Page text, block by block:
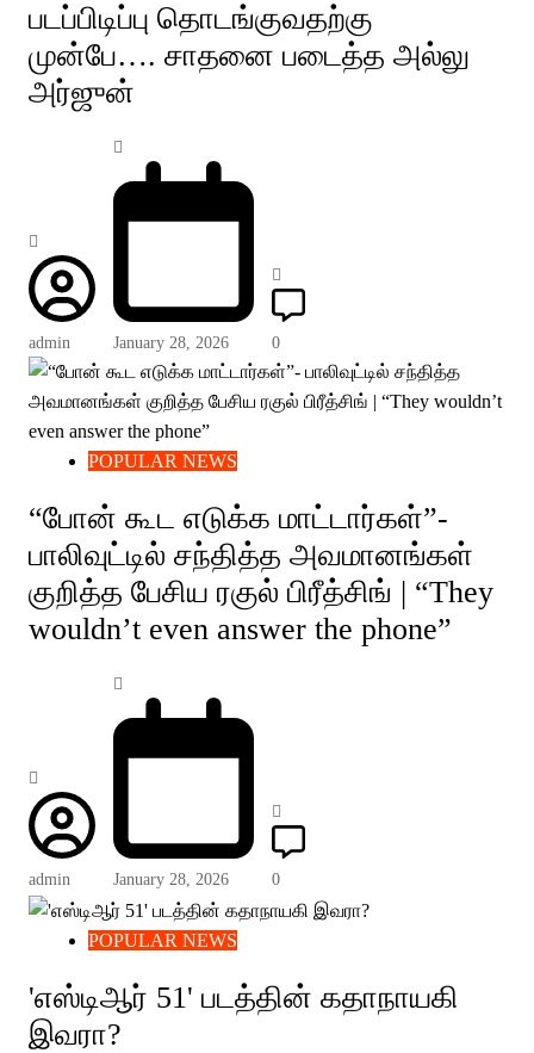
படப்பிடிப்பு தொடங்குவதற்கு
முன்பே…. சாதனை படைத்த அல்லு
அர்ஜுன்
admin January 28, 2026 0
POPULAR NEWS
“போன் கூட எடுக்க மாட்டார்கள்”-
பாலிவுட்டில் சந்தித்த அவமானங்கள்
குறித்த பேசிய ரகுல் பிரீத்சிங் | “They
wouldn’t even answer the phone”
admin January 28, 2026 0
POPULAR NEWS
'எஸ்டிஆர் 51' படத்தின் கதாநாயகி
இவரா?